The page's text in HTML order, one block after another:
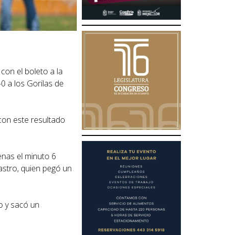
el boleto a la
a los Gorilas de
este resultado
el minuto 6
quien pegó un
y sacó un